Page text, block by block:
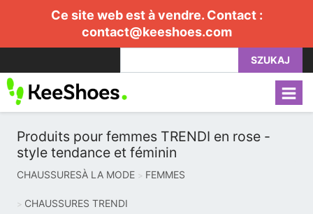
Ce site web est à vendre. Contact :
contact@keeshoes.com
SZUKAJ
Produits pour femmes TRENDI en rose -
style tendance et féminin
CHAUSSURESÀ LA MODE FEMMES
CHAUSSURES TRENDI